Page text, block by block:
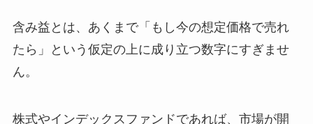
含み益とは、あくまで「もし今の想定価格で売れ
たら」という仮定の上に成り立つ数字にすぎませ
ん。
株式やインデックスファンドであれば、市場が開